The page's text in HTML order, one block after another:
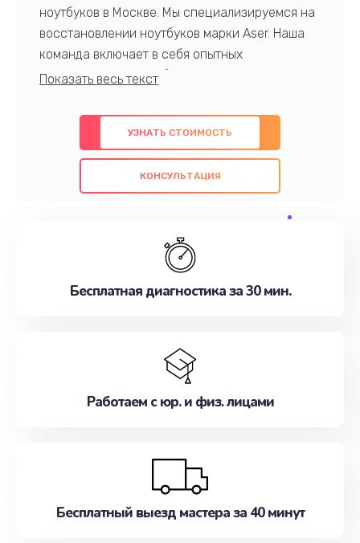
ноутбуков в Москве. Мы специализируемся на
восстановлении ноутбуков марки Aser. Наша
команда включает в себя опытных
профессионалов с обширными знаниями и
предлагаем быстрый и качественный ремонт с
использованием оригинальных компонентов, а
также гарантируем качество всех
проведенных работ. Наша цель - предоставить
обслуживание, удовлетворяя их потребности
наилучшим образом. Не медлите записаться на
УЗНАТЬ СТОИМОСТЬ
КОНСУЛЬТАЦИЯ
Бесплатная диагностика за 30 мин.
Работаем с юр. и физ. лицами
Бесплатный выезд мастера за 40 минут